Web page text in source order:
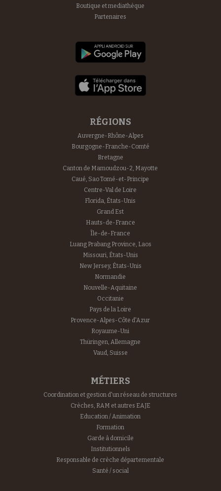
Boutique et mediathèque
Partenaires
RÉGIONS
Auvergne-Rhône-Alpes
Bourgogne-Franche-Comté
Bretagne
Canton de Mamoudzou-2, Mayotte
Caué, Sao Tomé-et-Principe
Centre-Val de Loire
Florida, États-Unis
Grand Est
Hauts-de-France
Île-de-France
Luang Prabang Province, Laos
Missouri, États-Unis
New Jersey, États-Unis
Normandie
Nouvelle-Aquitaine
Occitanie
Pays de la Loire
Provence-Alpes-Côte d'Azur
Royaume-Uni
Thüringen, Allemagne
Vaud, Suisse
MÉTIERS
Coordination et gestion d'un réseau de structures
Crèches, RAM et autres EAJE
Education / Animation
Formation
Garde à domicile
Institutionnels
Responsable de crèche départementale
Santé / social